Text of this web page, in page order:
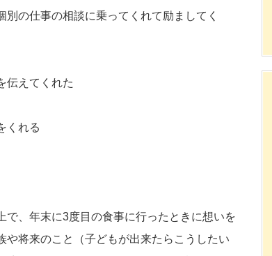
の仕事の相談に乗ってくれて励ましてく
伝えてくれた
くれる
、年末に3度目の食事に行ったときに想いを
将来のこと（子どもが出来たらこうしたい